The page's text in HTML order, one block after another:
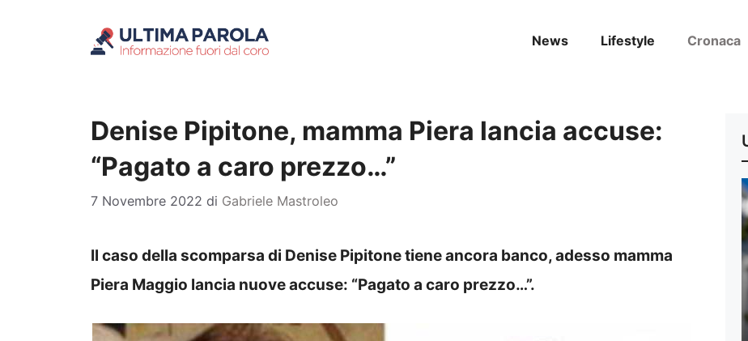
News Lifestyle Cronaca
Denise Pipitone, mamma Piera lancia accuse:
“Pagato a caro prezzo…”
7 Novembre 2022 di Gabriele Mastroleo
Il caso della scomparsa di Denise Pipitone tiene ancora banco, adesso mamma
Piera Maggio lancia nuove accuse: “Pagato a caro prezzo…”.